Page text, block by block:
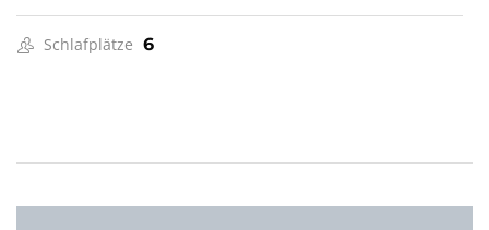
Schlafplätze 6